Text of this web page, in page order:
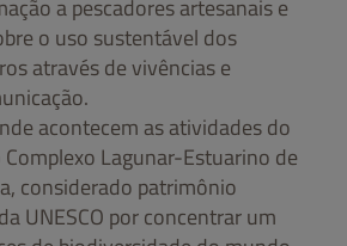
a pescadores artesanais e
o uso sustentável dos
através de vivências e
acontecem as atividades do
Lagunar-Estuarino de
considerado patrimônio
UNESCO por concentrar um